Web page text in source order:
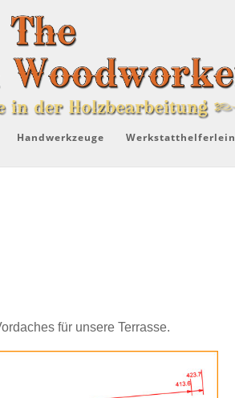
Handwerkzeuge Werkstatthelferlein
für unsere Terrasse.